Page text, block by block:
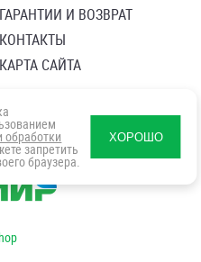
ГАРАНТИИ И ВОЗВРАТ
КОНТАКТЫ
КАРТА САЙТА
данных
персональных данны
обработки
запретить
браузера.
ХОРОШО